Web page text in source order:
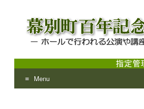
幕別町百年記
ホールで行われる公演や講座のご案内
Menu